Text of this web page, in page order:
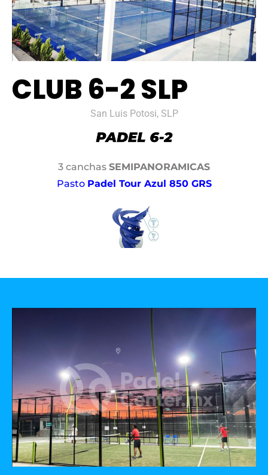
CLUB 6-2 SLP
San Luis Potosi, SLP
3 canchas SEMIPANORAMICAS
Pasto Padel Tour Azul 850 GRS